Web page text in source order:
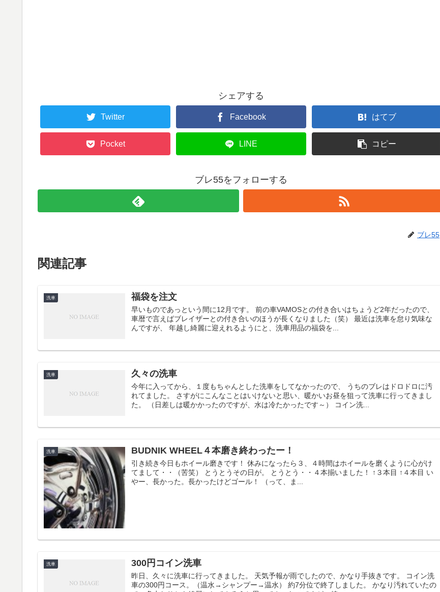
シェアする
Twitter Facebook はてブ
Pocket LINE コピー
ブレ55をフォローする
ブレ55
関連記事
洗車 福袋を注文
早いものであっという間に12月です。 前の車VAMOSとの付き合いはちょうど2年だったので、
車暦で言えばブレイザーとの付き合いのほうが長くなりました（笑） 最近は洗車を怠り気味な
んですが、 年越し綺麗に迎えれるようにと、洗車用品の福袋を...
洗車 久々の洗車
今年に入ってから、１度もちゃんとした洗車をしてなかったので、 うちのブレはドロドロに汚
れてました。 さすがにこんなことはいけないと思い、暖かいお昼を狙って洗車に行ってきまし
た。 （日差しは暖かかったのですが、水は冷たかったです～） コイン洗...
洗車 BUDNIK WHEEL４本磨き終わったー！
引き続き今日もホイール磨きです！ 休みになったら３、４時間はホイールを磨くように心がけ
てまして・・（苦笑） とうとうその日が。 とうとう・・４本揃いました！ ↑３本目 ↑４本目 い
やー、長かった。長かったけどゴール！ （って、ま...
洗車 300円コイン洗車
昨日、久々に洗車に行ってきました。 天気予報が雨でしたので、かなり手抜きです。 コイン洗
車の300円コース。（温水→シャンプー→温水） 約7分位で終了しました。 かなり汚れていたの